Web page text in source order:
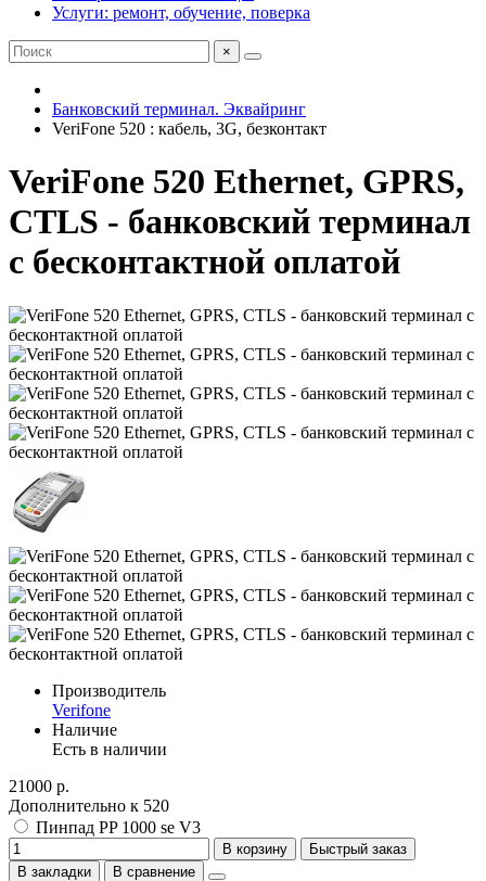
Услуги: ремонт, обучение, поверка
×
Банковский терминал. Эквайринг
VeriFone 520 : кабель, 3G, безконтакт
VeriFone 520 Ethernet, GPRS,
CTLS - банковский терминал
с бесконтактной оплатой
Производитель
Verifone
Наличие
Есть в наличии
21000 р.
Дополнительно к 520
Пинпад PP 1000 se V3
В корзину
Быстрый заказ
В закладки
В сравнение